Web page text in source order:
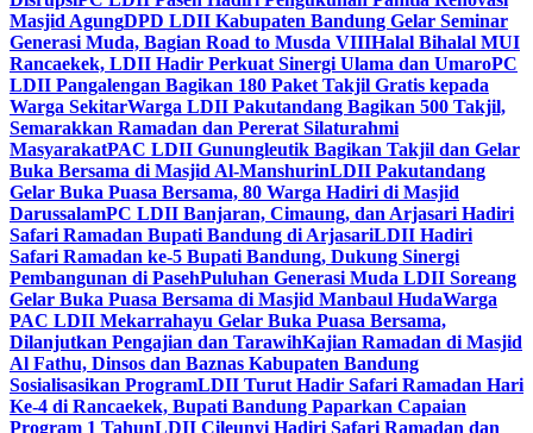
Masjid AgungDPD LDII Kabupaten Bandung Gelar Seminar
Generasi Muda, Bagian Road to Musda VIIIHalal Bihalal MUI
Rancaekek, LDII Hadir Perkuat Sinergi Ulama dan UmaroPC
LDII Pangalengan Bagikan 180 Paket Takjil Gratis kepada
Warga SekitarWarga LDII Pakutandang Bagikan 500 Takjil,
Semarakkan Ramadan dan Pererat Silaturahmi
MasyarakatPAC LDII Gunungleutik Bagikan Takjil dan Gelar
Buka Bersama di Masjid Al-ManshurinLDII Pakutandang
Gelar Buka Puasa Bersama, 80 Warga Hadiri di Masjid
DarussalamPC LDII Banjaran, Cimaung, dan Arjasari Hadiri
Safari Ramadan Bupati Bandung di ArjasariLDII Hadiri
Safari Ramadan ke-5 Bupati Bandung, Dukung Sinergi
Pembangunan di PasehPuluhan Generasi Muda LDII Soreang
Gelar Buka Puasa Bersama di Masjid Manbaul HudaWarga
PAC LDII Mekarrahayu Gelar Buka Puasa Bersama,
Dilanjutkan Pengajian dan TarawihKajian Ramadan di Masjid
Al Fathu, Dinsos dan Baznas Kabupaten Bandung
Sosialisasikan ProgramLDII Turut Hadir Safari Ramadan Hari
Ke-4 di Rancaekek, Bupati Bandung Paparkan Capaian
Program 1 TahunLDII Cileunyi Hadiri Safari Ramadan dan